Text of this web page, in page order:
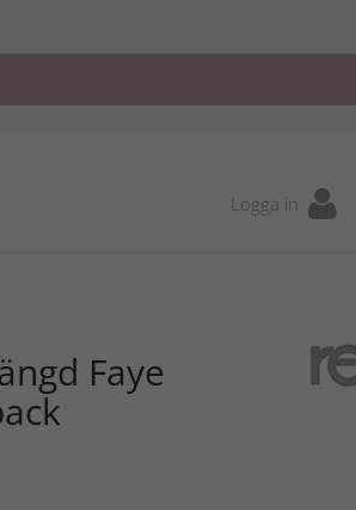
Logga in
Faye